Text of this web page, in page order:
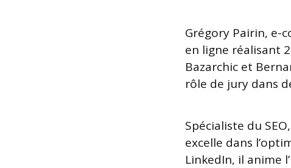
Grégory Pairin, e-
en ligne réalisant
Bazarchic et
rôle de jury dans
Spécialiste du
excelle dans
LinkedIn, il anime